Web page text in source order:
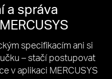
a správa
specifikacím ani si
– stačí postupovat
v aplikaci MERCUSYS